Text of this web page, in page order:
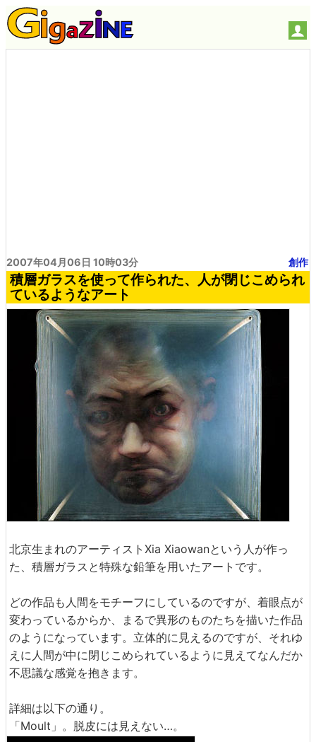
2007年04月06日 10時03分 創作
積層ガラスを使って作られた、人が閉じこめられ
ているようなアート
北京生まれのアーティストXia Xiaowanという人が作っ
た、積層ガラスと特殊な鉛筆を用いたアートです。
どの作品も人間をモチーフにしているのですが、着眼点が
変わっているからか、まるで異形のものたちを描いた作品
のようになっています。立体的に見えるのですが、それゆ
えに人間が中に閉じこめられているように見えてなんだか
不思議な感覚を抱きます。
詳細は以下の通り。
「Moult」。脱皮には見えない…。